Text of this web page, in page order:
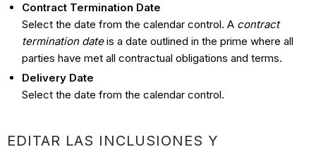
Contract Termination Date
Select the date from the calendar control. A contract
termination dateis a date outlined in the prime where all
parties have met all contractual obligations and terms.
Delivery Date
Select the date from the calendar control.
EDITAR LAS INCLUSIONES Y